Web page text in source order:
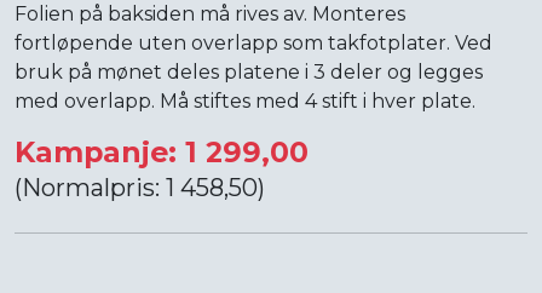
Folien på baksiden må rives av. Monteres
fortløpende uten overlapp som takfotplater. Ved
bruk på mønet deles platene i 3 deler og legges
med overlapp. Må stiftes med 4 stift i hver plate.
Kampanje: 1 299,00
(Normalpris: 1 458,50)